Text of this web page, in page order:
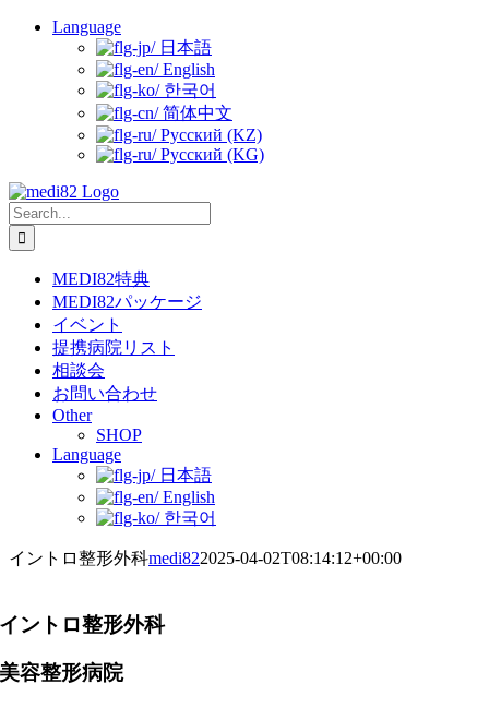
Skip
Language
日本語
English
한국어
简体中文
Русский (KZ)
Русский (KG)
Search
for:
MEDI82特典
MEDI82パッケージ
イベント
提携病院リスト
相談会
お問い合わせ
Other
SHOP
Language
日本語
English
한국어
イントロ整形外科medi822025-04-02T08:14:12+00:00
イントロ整形外科
美容整形病院